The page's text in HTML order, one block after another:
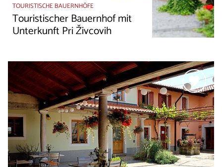
TOURISTISCHE BAUERNHÖFE
Touristischer Bauernhof mit
Unterkunft Pri Živcovih